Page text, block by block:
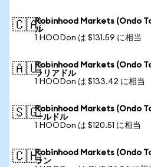
🇨🇦Robinhood Markets (Ondo
ル
1 HOODon は $131.59 に相当
🇦🇺Robinhood Markets (Ondo
ラリアドル
1 HOODon は $133.42 に相当
🇸🇬Robinhood Markets (Ondo
ールドル
1 HOODon は $120.51 に相当
🇨🇭Robinhood Markets (Ondo
ラン